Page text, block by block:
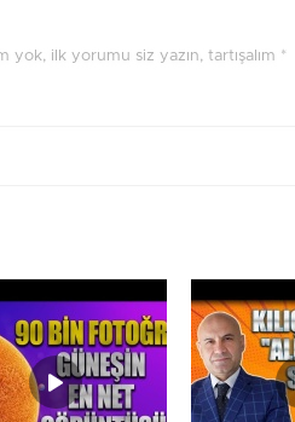
yok, ilk yorumu siz yazın, tartışalım *